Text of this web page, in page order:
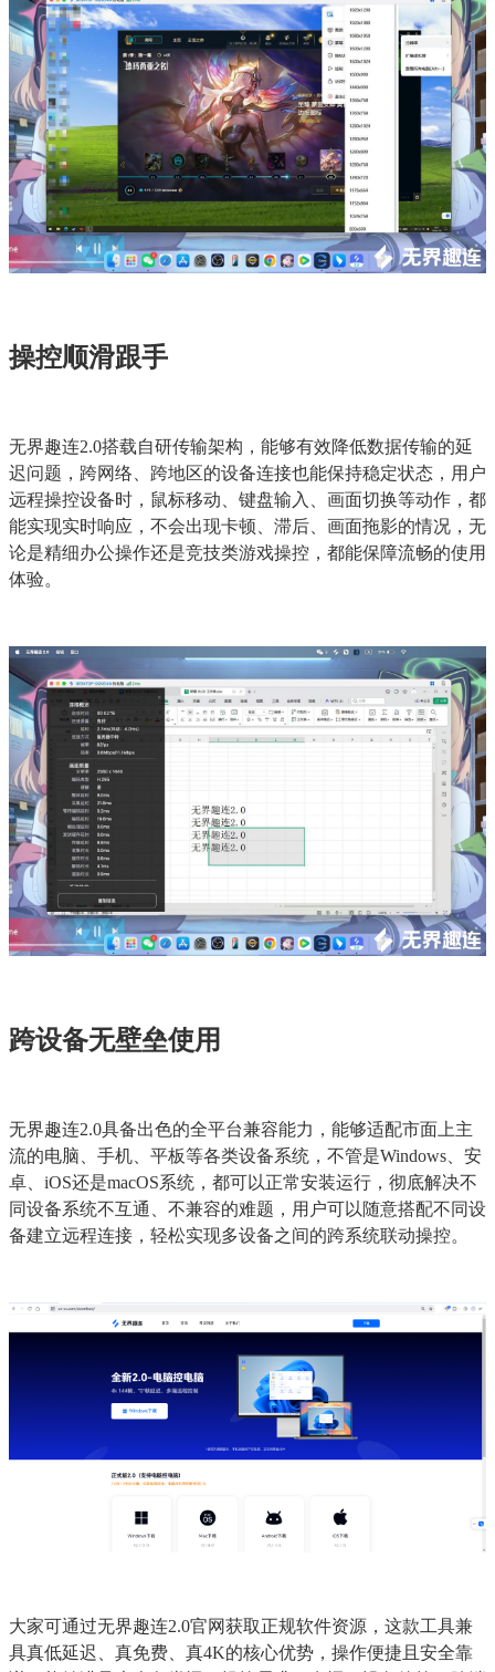
操控顺滑跟手
无界趣连2.0搭载自研传输架构，能够有效降低数据传输的延
迟问题，跨网络、跨地区的设备连接也能保持稳定状态，用户
远程操控设备时，鼠标移动、键盘输入、画面切换等动作，都
能实现实时响应，不会出现卡顿、滞后、画面拖影的情况，无
论是精细办公操作还是竞技类游戏操控，都能保障流畅的使用
体验。
跨设备无壁垒使用
无界趣连2.0具备出色的全平台兼容能力，能够适配市面上主
流的电脑、手机、平板等各类设备系统，不管是Windows、安
卓、iOS还是macOS系统，都可以正常安装运行，彻底解决不
同设备系统不互通、不兼容的难题，用户可以随意搭配不同设
备建立远程连接，轻松实现多设备之间的跨系统联动操控。
大家可通过无界趣连2.0官网获取正规软件资源，这款工具兼
具真低延迟、真免费、真4K的核心优势，操作便捷且安全靠